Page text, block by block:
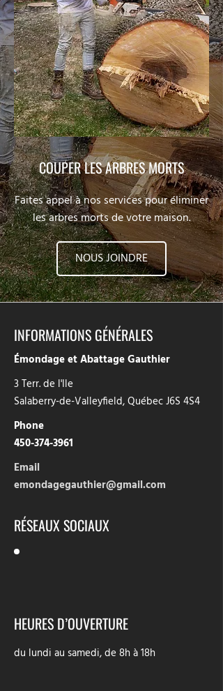
COUPER LES ARBRES MORTS
Faites appel à nos services pour éliminer
les arbres morts de votre maison.
NOUS JOINDRE
INFORMATIONS GÉNÉRALES
Émondage et Abattage Gauthier
3 Terr. de l'Ile
Salaberry-de-Valleyfield, Québec J6S 4S4
Phone
450-374-3961
Email
emondagegauthier@gmail.com
RÉSEAUX SOCIAUX
HEURES D’OUVERTURE
du lundi au samedi, de 8h à 18h